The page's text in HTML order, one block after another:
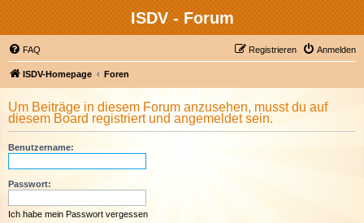
ISDV - Forum
FAQ Anmelden
Registrieren
ISDV-Homepage Foren
Um Beiträge in diesem Forum anzusehen, musst du auf
diesem Board registriert und angemeldet sein.
Benutzername:
Passwort:
Ich habe mein Passwort vergessen